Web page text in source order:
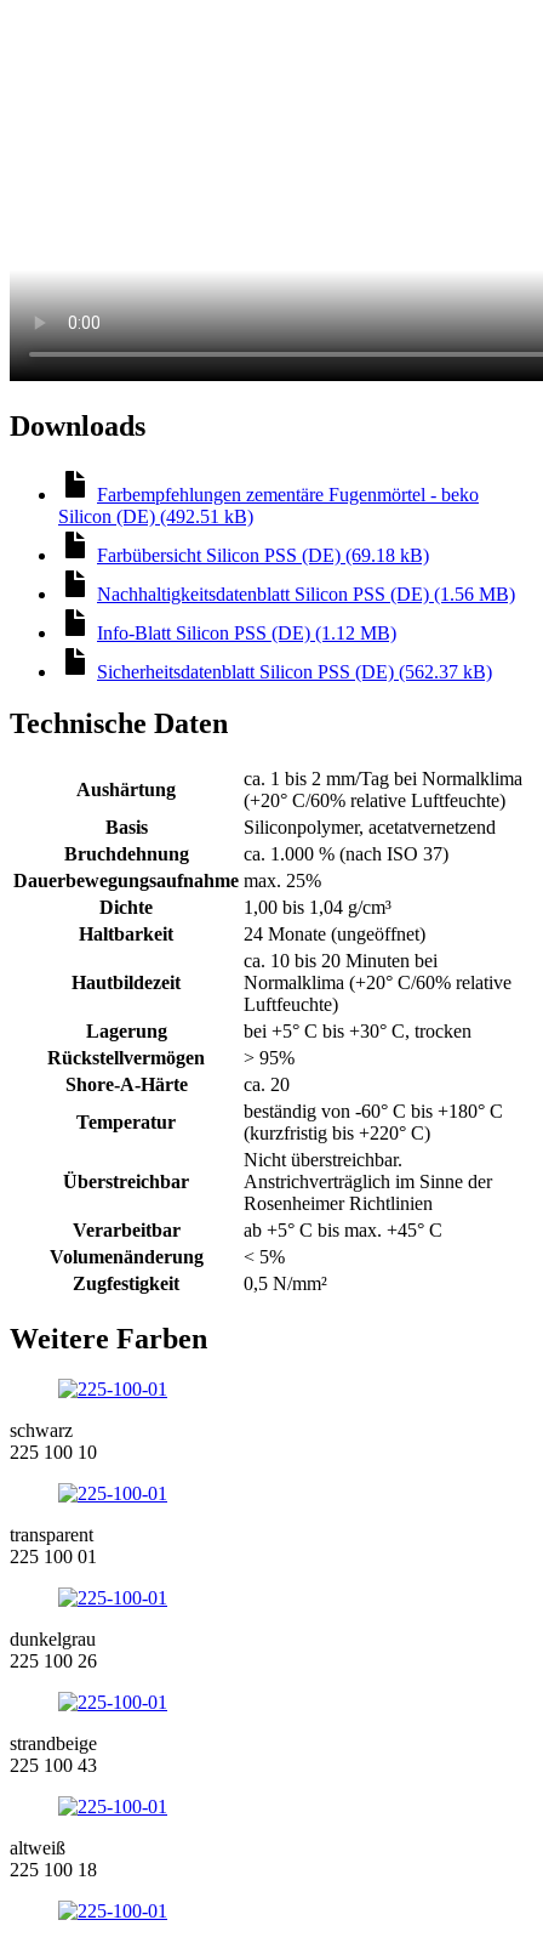
Downloads
Farbempfehlungen zementäre Fugenmörtel - beko
Silicon (DE) (492.51 kB)
Farbübersicht Silicon PSS (DE) (69.18 kB)
Nachhaltigkeitsdatenblatt Silicon PSS (DE) (1.56 MB)
Info-Blatt Silicon PSS (DE) (1.12 MB)
Sicherheitsdatenblatt Silicon PSS (DE) (562.37 kB)
Technische Daten
Aushärtung
ca. 1 bis 2 mm/Tag bei Normalklima
(+20° C/60% relative Luftfeuchte)
Basis
Siliconpolymer, acetatvernetzend
Bruchdehnung
ca. 1.000 % (nach ISO 37)
Dauerbewegungsaufnahme max. 25%
Dichte
1,00 bis 1,04 g/cm³
Haltbarkeit
24 Monate (ungeöffnet)
Hautbildezeit
ca. 10 bis 20 Minuten bei
Normalklima (+20° C/60% relative
Luftfeuchte)
Lagerung
bei +5° C bis +30° C, trocken
Rückstellvermögen
> 95%
Shore-A-Härte
ca. 20
Temperatur
beständig von -60° C bis +180° C
(kurzfristig bis +220° C)
Überstreichbar
Nicht überstreichbar.
Anstrichverträglich im Sinne der
Rosenheimer Richtlinien
Verarbeitbar
ab +5° C bis max. +45° C
Volumenänderung
< 5%
Zugfestigkeit
0,5 N/mm²
Weitere Farben
schwarz
225 100 10
transparent
225 100 01
dunkelgrau
225 100 26
strandbeige
225 100 43
altweiß
225 100 18